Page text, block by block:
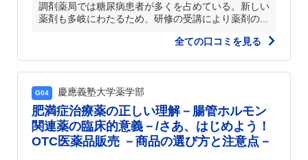
調剤薬局では糖尿病患者が多くを占めている。新しい
薬剤も多岐にわたるため、研修の受講により薬剤の...
全ての口コミを見る
G04 慶應義塾大学薬学部
肥満症治療薬の正しい理解－腸管ホルモン
関連薬の臨床的意義－/さあ、はじめよう！
OTC医薬品販売 －商品の選び方と注意点－